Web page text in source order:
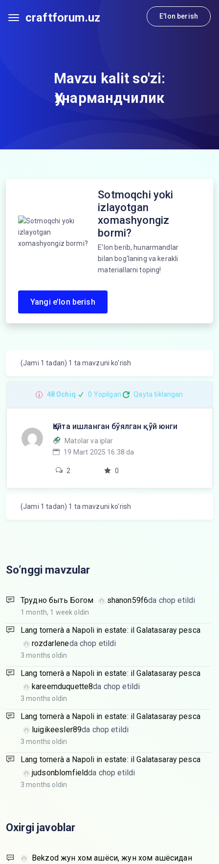
craftforum.uz E'lon berish
Mavzu kalit so'zi:
Ҳунармандчилик
Sotmoqchi yoki
izlayotgan
xomashyongiz
bormi?
E’lon berib, hunarmandlar
bilan bog‘laning va kerakli
materiallarni toping!
Yangi e’lon berish
(Jami 1 tadan) 1 ta mavzuni ko'rish
48 Ochiq 0 Yopilgan Qayta tiklangan
Қайта ишланган бўялган қўй юнги
Matolar va iplar
19 Mart 2025 16:38 da
2 0
(Jami 1 tadan) 1 ta mavzuni ko'rish
So’nggi mavzular
Трудно быть Богом shanon59f6da chop etildi
1 month, 1 week oldin
Lang tornerà a Napoli in estate: il Galatasaray pesca
rozdarleneda chop etildi
3 months oldin
Lang tornerà a Napoli in estate: il Galatasaray pesca
kareemduquette8da chop etildi
3 months oldin
Lang tornerà a Napoli in estate: il Galatasaray pesca
luigikeesler89da chop etildi
3 months oldin
Lang tornerà a Napoli in estate: il Galatasaray pesca
judsonblomfieldda chop etildi
3 months oldin
Oxirgi javoblar
Bekzod жун хом ашёси, жун хом ашёсидан